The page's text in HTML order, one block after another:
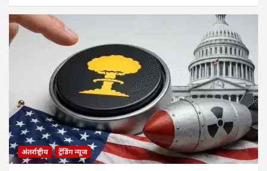
अंतर्राष्ट्रीय ट्रेंडिंग न्यूज